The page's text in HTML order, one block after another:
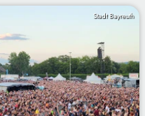
Stadt Bayreuth